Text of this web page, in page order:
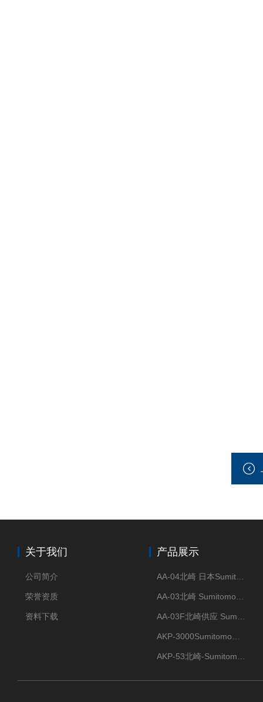
关于我们
公司简介
荣誉资质
资料下载
产品展示
AA-04北崎 日本Sumitomo住友化学 高纯氧化铝球
AA-03北崎 Sumitomo住友化学 高纯氧化铝球
AA-03F北崎供应 Sumitomo住友化学 高纯氧化铝球
AKP-3000Sumitomo住友化学 高纯氧化铝粉 半导体
AKP-53北崎-Sumitomo住友化学 高纯氧化铝粉